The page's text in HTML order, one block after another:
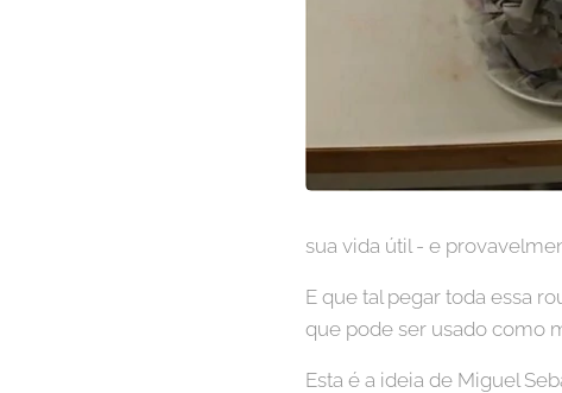
sua vida útil - e
E que tal pegar toda essa
que pode ser usado como
Esta é a ideia de Miguel